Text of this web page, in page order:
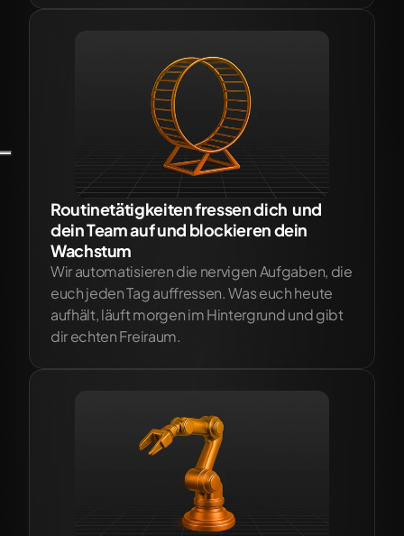
Routinetätigkeiten fressen dich  und
dein Team auf und blockieren dein
Wachstum
Wir automatisieren die nervigen Aufgaben, die
euch jeden Tag auffressen. Was euch heute
aufhält, läuft morgen im Hintergrund und gibt
dir echten Freiraum.